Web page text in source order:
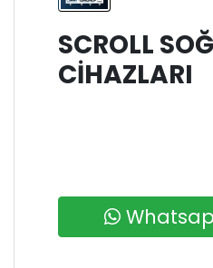
SCROLL
CIHAZLARI